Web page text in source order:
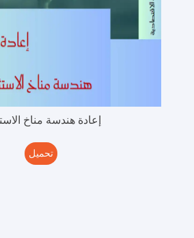
إعادة هندسة مناخ
تحميل